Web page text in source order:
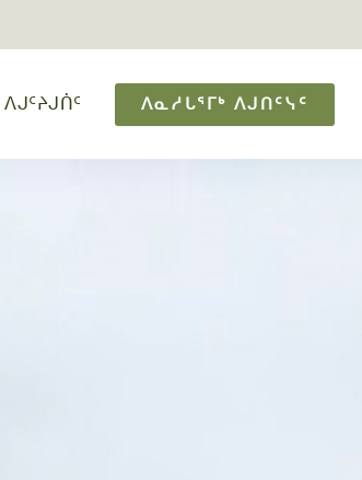
ᐱᒍᑦᔨᒍᑏᑦ ᐱᓇᓱᒐᕐᒥᒃ ᐱᒍᑎᑦᓭᑦ